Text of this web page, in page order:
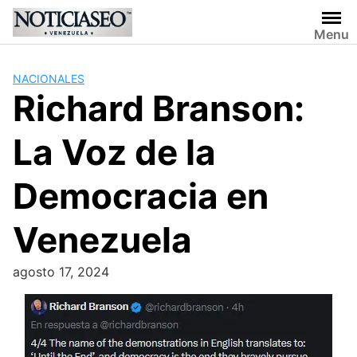
Skip
content
Menu
NACIONALES
Richard Branson:
La Voz de la
Democracia en
Venezuela
agosto 17, 2024